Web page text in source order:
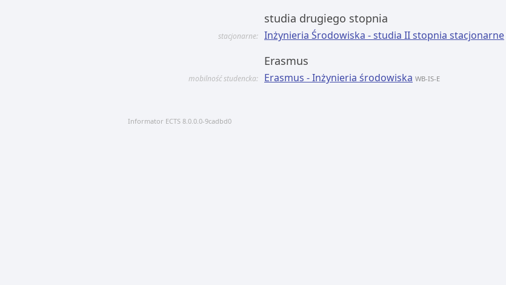
studia drugiego stopnia
stacjonarne: Inżynieria Środowiska - studia II stopnia stacjonarne
Erasmus
mobilność studencka: Erasmus - Inżynieria środowiska WB-IS-E
Informator ECTS 8.0.0.0-9cadbd0